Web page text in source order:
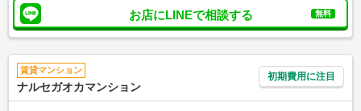
お店にLINEで相談する 無料
賃貸マンション
ナルセガオカマンション
初期費用に注目